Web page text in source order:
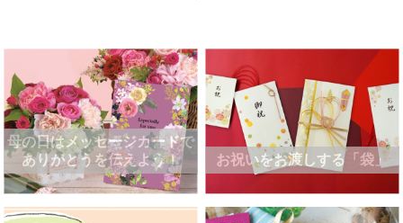
母の日はメッセージカードで
ありがとうを伝えよう！
お祝いをお渡しする「袋」